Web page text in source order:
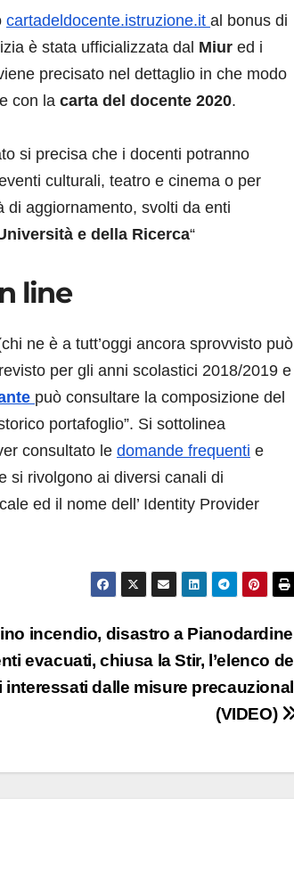
cartadeldocente.istruzione.it al bonus di
è stata ufficializzata dal Miur ed i
precisato nel dettaglio in che modo
con la carta del docente 2020.
si precisa che i docenti potranno
culturali, teatro e cinema o per
di aggiornamento, svolti da enti
e della Ricerca“
line
ne è a tutt’oggi ancora sprovvisto può
per gli anni scolastici 2018/2019 e
può consultare la composizione del
portafoglio”. Si sottolinea
consultato le domande frequenti e
si rivolgono ai diversi canali di
ed il nome dell’ Identity Provider
incendio, disastro a
evacuati, chiusa la Stir, l’elenco
interessati dalle misure
(VIDEO)